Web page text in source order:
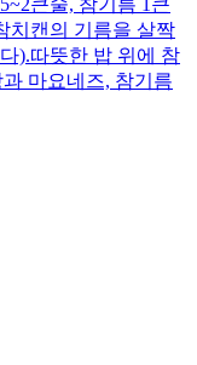
큰술, 참기름 1큰
치캔의 기름을 살짝
). ​따뜻한 밥 위에 참
마요네즈, 참기름